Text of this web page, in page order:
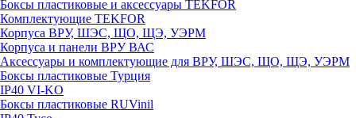
Боксы пластиковые и аксессуары TEKFOR
Комплектующие TEKFOR
Корпуса ВРУ, ШЭС, ЩО, ЩЭ, УЭРМ
Корпуса и панели ВРУ ВАС
Аксессуары и комплектующие для ВРУ, ШЭС, ЩО, ЩЭ, УЭРМ
Боксы пластиковые Турция
IP40 VI-KO
Боксы пластиковые RUVinil